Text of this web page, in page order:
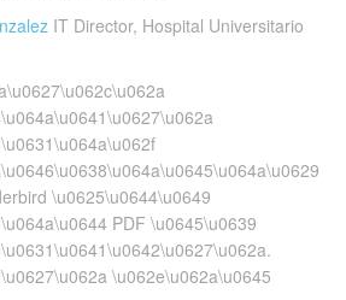
IT Director, Hospital Universitario
\u0625\u0644\u0649
PDF \u0645\u0639
\u062e\u062a\u0645